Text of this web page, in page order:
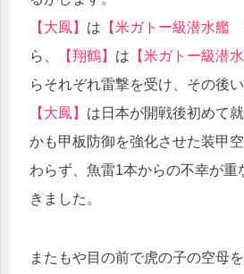
【大鳳】 は 【米ガトー級潜水艦
ら、
【翔鶴】 は 【米ガトー級潜
らそれぞれ雷撃を受け、その後い
【大鳳】 は日本が開戦後初めて
かも甲板防御を強化させた装甲
わらず、魚雷1本からの不幸が重
きました。
またもや目の前で虎の子の空母